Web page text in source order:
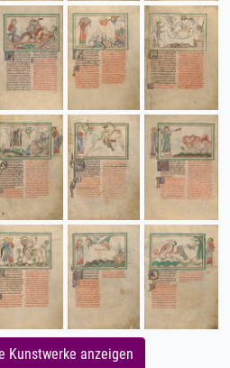
Kunstwerke anzeigen